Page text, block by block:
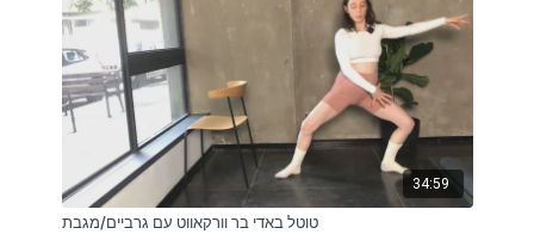
34:59
טוטל באדי בר וורקאווט עם גרביים/מגבת